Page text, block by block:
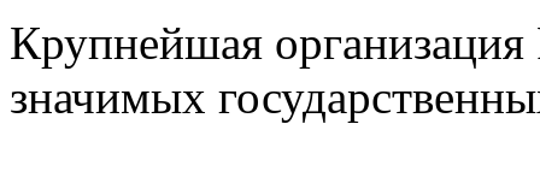
Крупнейшая
значимых